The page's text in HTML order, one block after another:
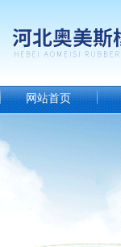
网站首页